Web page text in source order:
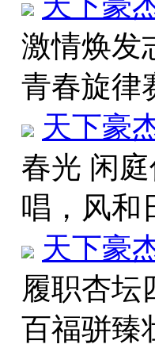
激情焕发
青春旋律
天下豪
春光 闲
唱，风和
天下豪
履职杏坛
百福骈臻